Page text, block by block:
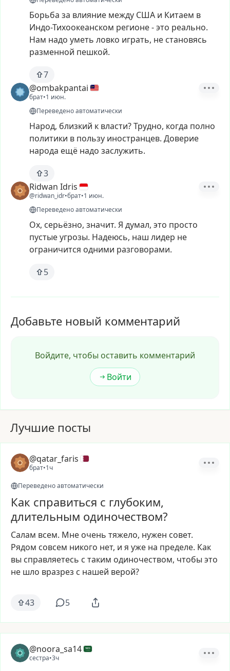
Борьба за влияние между США и Китаем в
Индо-Тихоокеанском регионе-это реально.
Нам надо уметь ловко играть, не становясь
разменной пешкой.
7
@ombakpantai
брат•1 июн.
Переведено автоматически
Народ, близкий к власти?Трудно, когда полно
политики в пользу иностранцев. Доверие
народа ещё надо заслужить.
3
Ridwan Idris
@ridwan_idr•брат•1 июн.
Переведено автоматически
Ох, серьёзно, значит. Я думал, это просто
пустыеугрозы. Надеюсь, наш лидер не
ограничится одними разговорами.
5
Добавьте новый комментарий
Войдите, чтобы оставить комментарий
Войти
Лучшие посты
@qatar_faris
брат•1ч
Переведено автоматически
Как справиться с глубоким,
длительным одиночеством?
Салам всем. Мне очень тяжело, нужен совет.
Рядом совсем никого нет, и я уже на пределе. Как
вы справляетесь с таким одиночеством, чтобы это
не шло вразрез с нашей верой?
43 5
@noora_sa14
сестра•3ч